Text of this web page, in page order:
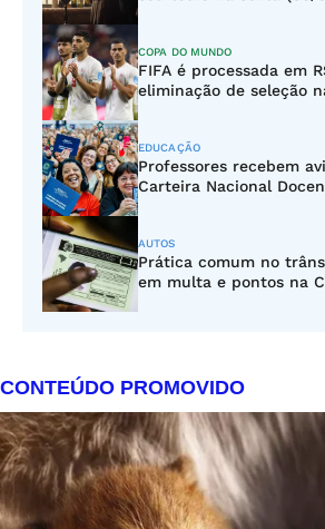
COPA DO MUNDO
FIFA é processada em
eliminação de seleção
EDUCAÇÃO
Professores recebem
Carteira Nacional
AUTOS
Prática comum no
em multa e pontos na